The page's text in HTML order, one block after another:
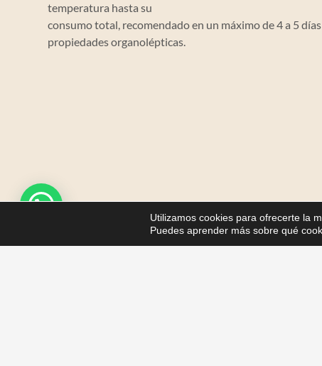
temperatura hasta su
consumo total, recomendado en un máximo de 4 a 5
propiedades organolépticas.
Utilizamos cookies para ofrecerte la
Puedes aprender más sobre qué